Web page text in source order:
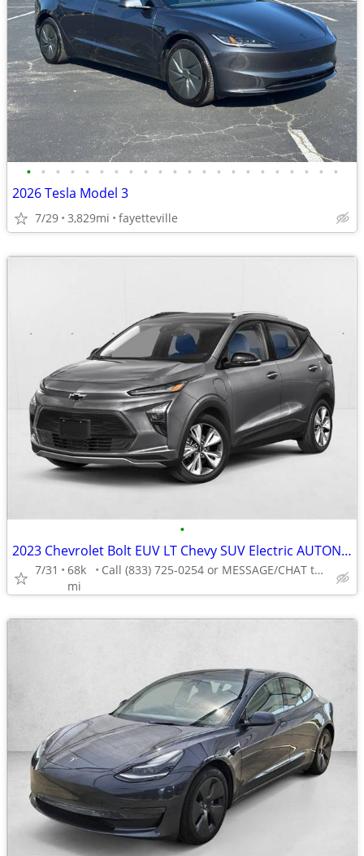
• • • • • • • • • • • • • • • • • • • • • •
2026 Tesla Model 3
7/29 3,829mi fayetteville
•
2023 Chevrolet Bolt EUV LT Chevy SUV Electric AUTONATION
7/31
68k
mi
Call (833) 725-0254 or MESSAGE/CHAT to confirm availability